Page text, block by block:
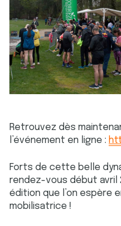
Retrouvez dès
l’événement en ligne :
Forts de cette belle
rendez-vous début avril
édition que l’on espère
mobilisatrice !